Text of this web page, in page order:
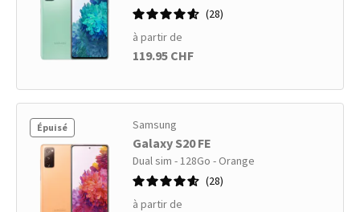
28
à partir de
119.95 CHF
Épuisé Samsung
Galaxy S20 FE
Dual sim - 128Go - Orange
28
à partir de